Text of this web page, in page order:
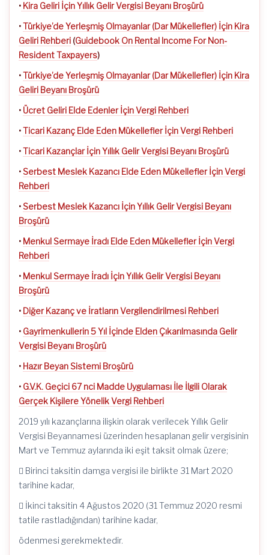
• Kira Geliri İçin Yıllık Gelir Vergisi Beyanı Broşürü
•Türkiye’de Yerleşmiş Olmayanlar (Dar Mükellefler) İçin Kira
Geliri Rehberi (Guidebook On Rental Income For Non-
Resident Taxpayers)
•Türkiye’de Yerleşmiş Olmayanlar (Dar Mükellefler) İçin Kira
Geliri Beyanı Broşürü
• Ücret Geliri Elde Edenler İçin Vergi Rehberi
•Ticari Kazanç Elde Eden Mükellefler İçin Vergi Rehberi
•Ticari Kazançlar İçin Yıllık Gelir Vergisi Beyanı Broşürü
• Serbest Meslek Kazancı Elde Eden Mükellefler İçin Vergi
Rehberi
• Serbest Meslek Kazancı İçin Yıllık Gelir Vergisi Beyanı
Broşürü
• Menkul Sermaye İradı Elde Eden Mükellefler İçin Vergi
Rehberi
• Menkul Sermaye İradı İçin Yıllık Gelir Vergisi Beyanı
Broşürü
• Diğer Kazanç ve İratların Vergilendirilmesi Rehberi
• Gayrimenkullerin 5 Yıl İçinde Elden Çıkarılmasında Gelir
Vergisi Beyanı Broşürü
• Hazır Beyan Sistemi Broşürü
• G.V.K. Geçici 67 nci Madde Uygulaması İle İlgili Olarak
Gerçek Kişilere Yönelik Vergi Rehberi
2019 yılı kazançlarına ilişkin olarak verilecek Yıllık Gelir
Vergisi Beyannamesi üzerinden hesaplanan gelir vergisinin
Mart ve Temmuz aylarında iki eşit taksit olmak üzere;
 Birinci taksitin damga vergisi ile birlikte 31 Mart 2020
tarihine kadar,
 İkinci taksitin 4 Ağustos 2020 (31 Temmuz 2020 resmi
tatile rastladığından) tarihine kadar,
ödenmesi gerekmektedir.